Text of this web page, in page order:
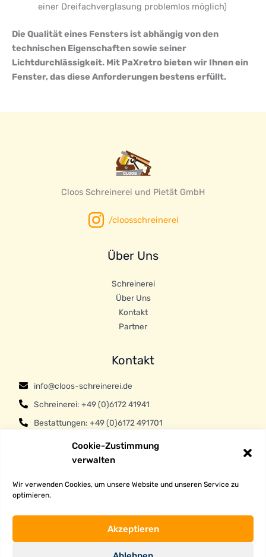
Cookie-Zustimmung
verwalten
Wir verwenden Cookies, um unsere Website und unseren Service zu
optimieren.
Akzeptieren
einer Dreifachverglasung problemlos möglich)
Die Qualität eines Fensters ist abhängig von den
technischen Eigenschaften sowie seiner
Lichtdurchlässigkeit. Mit PaXretro bieten wir Ihnen ein
Fenster, das diese Anforderungen bestens erfüllt.
Cloos Schreinerei und Pietät GmbH
/cloosschreinerei
Über Uns
Schreinerei
Über Uns
Kontakt
Partner
Kontakt
info@cloos-schreinerei.de
Schreinerei: +49 (0)6172 41941
Bestattungen: +49 (0)6172 491701
Schmaler Weg 2, D-61352 Bad Homburg
Datenschutzerklärung
Cookie-Richtlinie (EU)